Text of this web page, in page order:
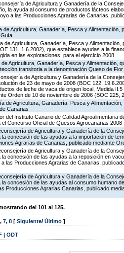
de Agricultura y Ganadería de la
la ayuda al consumo de productos lácteos
a las Producciones Agrarias de Canarias,
de Agricultura, Ganadería, Pesca y
de Agricultura, Ganadería, Pesca y
131, 1.6.2002), que establece ayudas a la
en las explotaciones, para el ejercicio 2008
Agricultura, Ganadería, Pesca y Alimentación,
transitoria a la denominación Queso de
de Agricultura y Ganadería de la
de 23 de mayo de 2008 (BOC 122,
de leche de vaca de origen local, Medida
Orden de 10 de noviembre de 2006 (BOC 225,
de Agricultura, Ganadería, Pesca y
Canarias
del Instituto Canario de Calidad Agroalimentaria
Concurso Oficial de Quesos Agrocanarias 2008
de Agricultura y Ganadería de la
concesión de las ayudas a la importación de
Agrarias de Canarias, publicado mediante
de Agricultura y Ganadería de la
concesión de las ayudas a la reposición en
las Producciones Agrarias de Canarias,
de Agricultura y Ganadería de la
concesión de las ayudas al consumo humano
Producciones Agrarias Canarias, publicado
del 101 al 125.
, 7, 8 [ Siguiente/ Último ]
| ODT